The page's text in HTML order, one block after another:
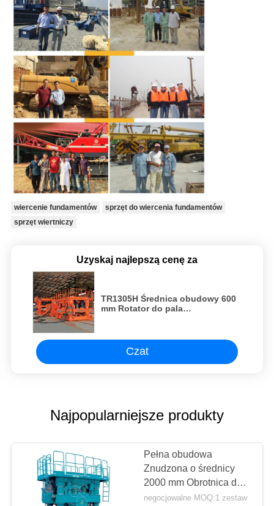
wiercenie fundamentów
sprzęt do wiercenia fundamentów
sprzęt wiertniczy
Uzyskaj najlepszą cenę za
TR1305H Średnica obudowy 600
mm Rotator do pala
Czat
Najpopularniejsze produkty
Pełna obudowa
Znudzona o średnicy
2000 mm Obrotnica do
palowania 1800 kW
negocjowalne MOQ:1 zestaw